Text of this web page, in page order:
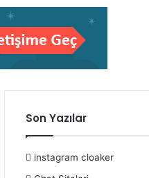
Son Yazılar
instagram cloaker